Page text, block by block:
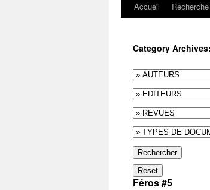
Accueil
Category Archives:
Rechercher
Reset
Féros #5